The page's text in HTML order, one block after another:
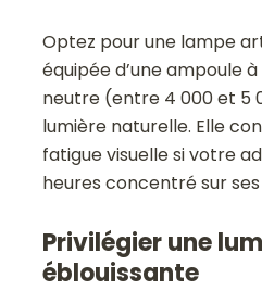
Optez pour une lampe
équipée d’une ampoule
neutre (entre 4 000 et 5
lumière naturelle. Elle
fatigue visuelle si votre
heures concentré sur
Privilégier une
éblouissante